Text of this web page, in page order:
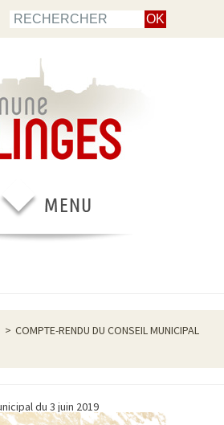
> COMPTE-RENDU DU CONSEIL MUNICIPAL
du 3 juin 2019